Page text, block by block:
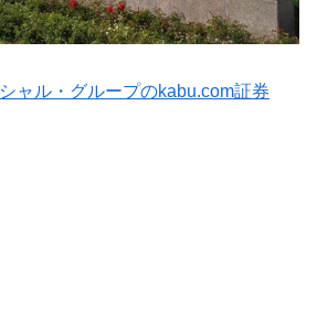
ャル・グループのkabu.com証券